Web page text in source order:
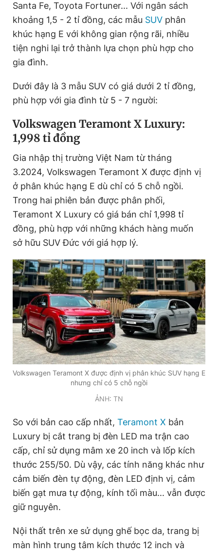
Đọc Thanh Niên trên điện thoại
Hotline
0906 645 777 0908 780 404
Đặt báo Quảng cáo RSS Tòa soạn Chính sách bảo
Tổng biên tập: Nguyễn Ngọc Toàn
Phó tổng biên tập: Lâm Hiếu Dũng
Phó tổng biên tập: Trần Việt Hưng
Tổng thư ký tòa soạn: Đức Trung
© 2003-2026 Bản quyền thuộc về Báo Thanh Niên. Cấm sao
chép dưới mọi hình thức nếu không có sự chấp thuận bằng văn
bản. Phát triển bởi ePi Technologies, JSC.
Santa Fe, Toyota Fortuner... Với ngân sách
khoảng 1,5 - 2 tỉ đồng, các mẫu SUV phân
khúc hạng E với không gian rộng rãi, nhiều
tiện nghi lại trở thành lựa chọn phù hợp cho
gia đình.
Dưới đây là 3 mẫu SUV có giá dưới 2 tỉ đồng,
phù hợp với gia đình từ 5 - 7 người:
Volkswagen Teramont X Luxury:
1,998 tỉ đồng
Gia nhập thị trường Việt Nam từ tháng
3.2024, Volkswagen Teramont X được định vị
ở phân khúc hạng E dù chỉ có 5 chỗ ngồi.
Trong hai phiên bản được phân phối,
Teramont X Luxury có giá bán chỉ 1,998 tỉ
đồng, phù hợp với những khách hàng muốn
sở hữu SUV Đức với giá hợp lý.
Volkswagen Teramont X được định vị phân khúc SUV hạng E
nhưng chỉ có 5 chỗ ngồi
ẢNH: TN
So với bản cao cấp nhất, Teramont X bản
Luxury bị cắt trang bị đèn LED ma trận cao
cấp, chỉ sử dụng mâm xe 20 inch và lốp kích
thước 255/50. Dù vậy, các tính năng khác như
cảm biến đèn tự động, đèn LED định vị, cảm
biến gạt mưa tự động, kính tối màu... vẫn được
giữ nguyên.
Nội thất trên xe sử dụng ghế bọc da, trang bị
màn hình trung tâm kích thước 12 inch và